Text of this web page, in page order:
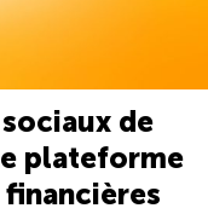
de
plateforme